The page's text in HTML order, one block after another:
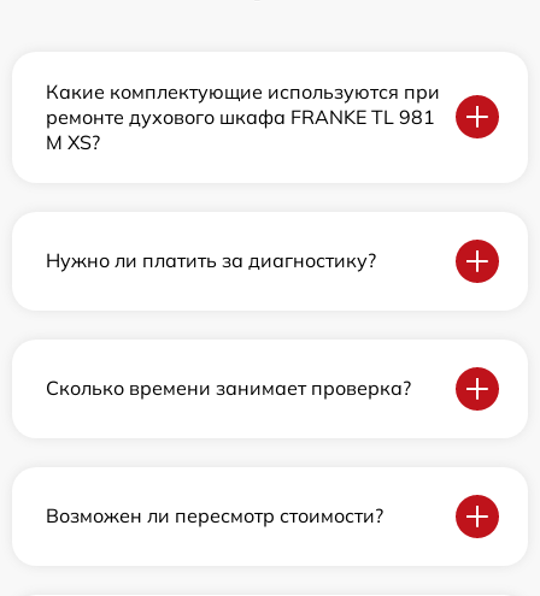
Какие комплектующие используются при
ремонте духового шкафа FRANKE TL 981
M XS?
Нужно ли платить за диагностику?
Сколько времени занимает проверка?
Возможен ли пересмотр стоимости?